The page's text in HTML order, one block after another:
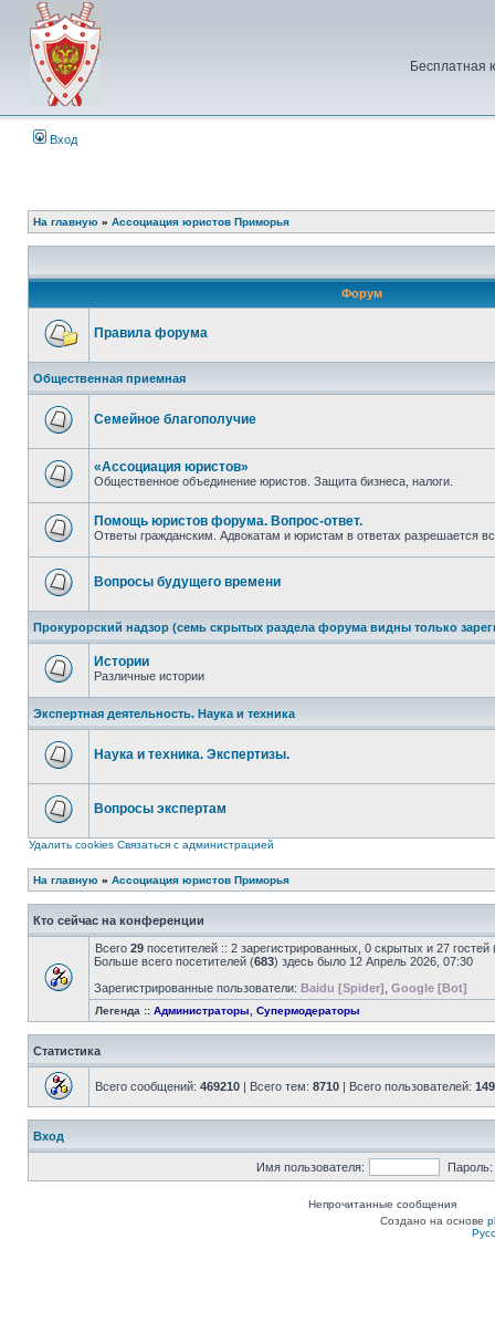
Бесплатная
Вход
На главную » Ассоциация юристов Приморья
Форум
непрочитанных
сообщений
Правила форума
Общественная приемная
непрочитанных
сообщений
Семейное благополучие
непрочитанных
сообщений
«Ассоциация юристов»
Общественное объединение юристов. Защита бизнеса, налоги.
непрочитанных
Помощь юристов форума. Вопрос-ответ.
Ответы гражданским. Адвокатам и юристам в ответах разрешается
непрочитанных
сообщений
Вопросы будущего времени
Прокурорский надзор (семь скрытых раздела форума видны только
непрочитанных
сообщений
Истории
Различные истории
Экспертная деятельность. Наука и техника
непрочитанных
Наука и техника. Экспертизы.
непрочитанных
Вопросы экспертам
Удалить cookies Связаться с администрацией
На главную » Ассоциация юристов Приморья
Кто сейчас на конференции
Всего 29 посетителей :: 2 зарегистрированных, 0 скрытых и 27
Больше всего посетителей (683) здесь было 12 Апрель 2026, 07:30
Зарегистрированные пользователи: Baidu [Spider] Google [Bot]
Легенда :: Администраторы Супермодераторы
Статистика
Всего сообщений: 469210 | Всего тем: 8710 | Всего пользователей:
Вход
Имя пользователя: Пароль:
Непрочитанные сообщения
Создано на основе